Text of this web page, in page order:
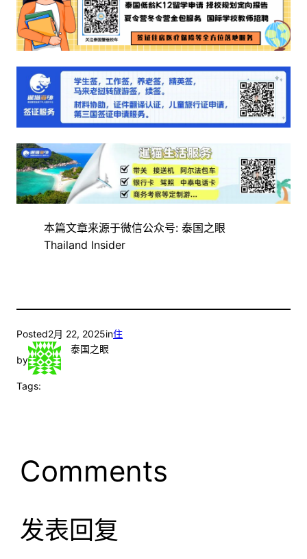
本篇文章来源于微信公众号: 泰国之眼
Thailand Insider
Posted2月 22, 2025in住
by
泰国之眼
Tags:
Comments
发表回复